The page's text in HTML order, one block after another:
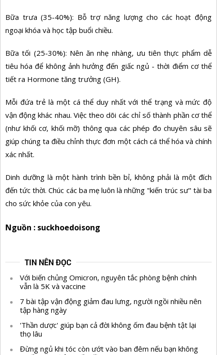
Bữa trưa (35-40%): Bỗ trợ năng lượng cho các hoạt động
ngoại khóa và học tập buổi chiều.
Bữa tối (25-30%): Nên ăn nhẹ nhàng, ưu tiên thực phẩm dễ
tiêu hóa để không ảnh hưởng đến giấc ngủ - thời điểm cơ thể
tiết ra Hormone tăng trưởng (GH).
Mỗi đứa trẻ là một cá thể duy nhất với thể trạng và mức độ
vận động khác nhau. Việc theo dõi các chỉ số thành phần cơ thể
(như khối cơ, khối mỡ) thông qua các phép đo chuyên sâu sẽ
giúp chúng ta điều chỉnh thực đơn một cách cá thể hóa và chính
xác nhất.
Dinh dưỡng là một hành trình bền bỉ, không phải là một đích
đến tức thời. Chúc các ba mẹ luôn là những "kiến trúc sư" tài ba
cho sức khỏe của con yêu.
Nguồn : suckhoedoisong
TIN NÊN ĐỌC
Với biến chủng Omicron, nguyên tắc phòng bệnh chính
vẫn là 5K và vaccine
7 bài tập vận động giảm đau lưng, người ngồi nhiều nên
tập hàng ngày
'Thần dược' giúp bạn cả đời không ốm đau bệnh tật lại
thọ lâu
Đừng ngủ khi tóc còn ướt vào ban đêm nếu bạn không